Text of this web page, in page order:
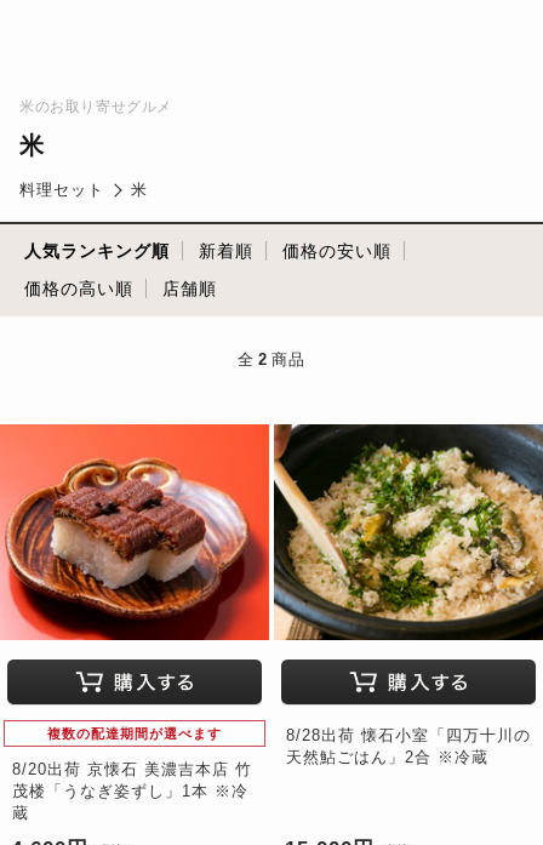
米のお取り寄せグルメ
米
料理セット 米
人気ランキング順 新着順
価格の安い順
価格の高い順
店舗順
全 2 商品
複数の配達期間が選べます
8/20出荷 京懐石 美濃吉本店 竹
茂楼「うなぎ姿ずし」1本 ※冷
蔵
8/28出荷 懐石小室「四万十川の
天然鮎ごはん」2合 ※冷蔵